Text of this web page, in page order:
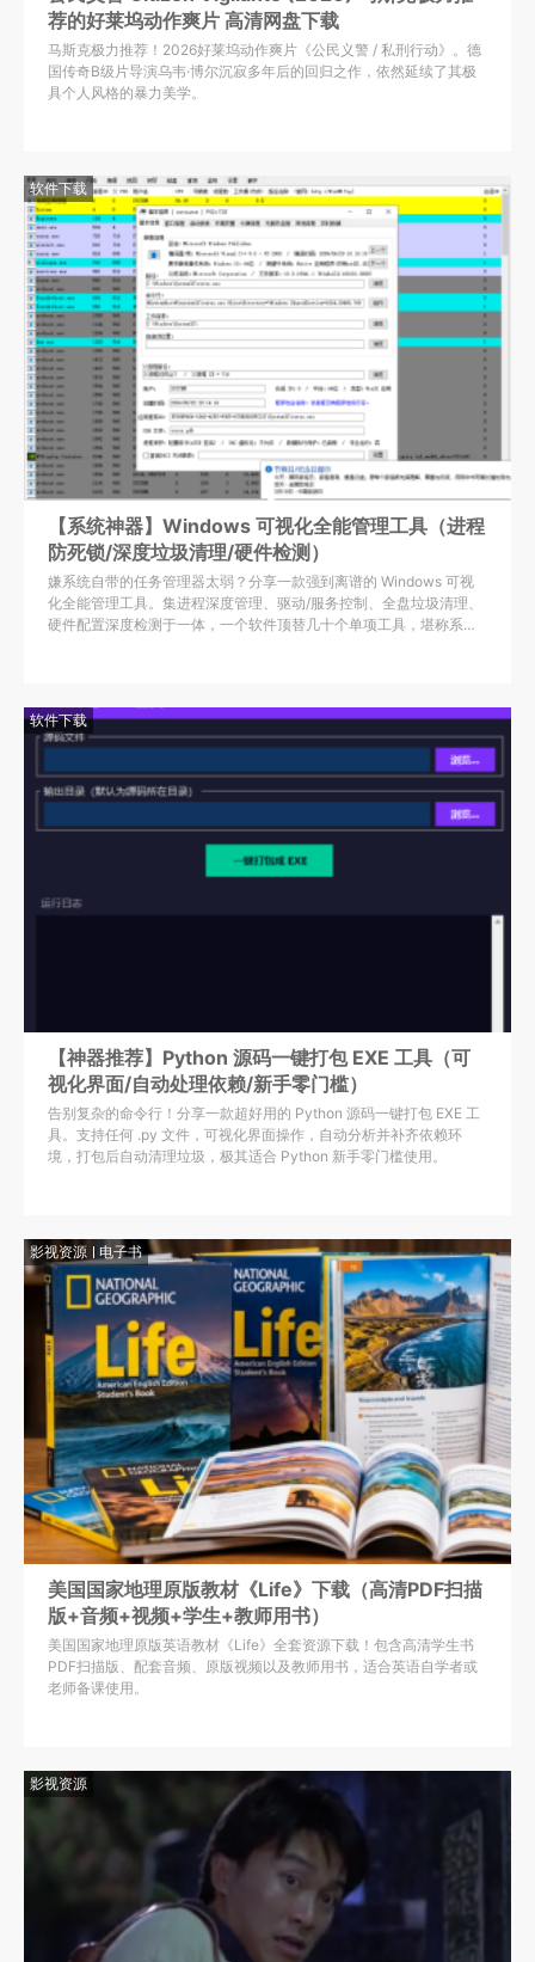
荐的好莱坞动作爽片 高清网盘下载
马斯克极力推荐！2026好莱坞动作爽片《公民义警 / 私刑行动》。德
国传奇B级片导演乌韦·博尔沉寂多年后的回归之作，依然延续了其极
具个人风格的暴力美学。
软件下载
【系统神器】Windows 可视化全能管理工具（进程
防死锁/深度垃圾清理/硬件检测）
嫌系统自带的任务管理器太弱？分享一款强到离谱的 Windows 可视
化全能管理工具。集进程深度管理、驱动/服务控制、全盘垃圾清理、
硬件配置深度检测于一体，一个软件顶替几十个单项工具，堪称系统
软件下载
【神器推荐】Python 源码一键打包 EXE 工具（可
视化界面/自动处理依赖/新手零门槛）
告别复杂的命令行！分享一款超好用的 Python 源码一键打包 EXE 工
具。支持任何 .py 文件，可视化界面操作，自动分析并补齐依赖环
境，打包后自动清理垃圾，极其适合 Python 新手零门槛使用。
影视资源 电子书
美国国家地理原版教材《Life》下载（高清PDF扫描
版+音频+视频+学生+教师用书）
美国国家地理原版英语教材《Life》全套资源下载！包含高清学生书
PDF扫描版、配套音频、原版视频以及教师用书，适合英语自学者或
老师备课使用。
影视资源